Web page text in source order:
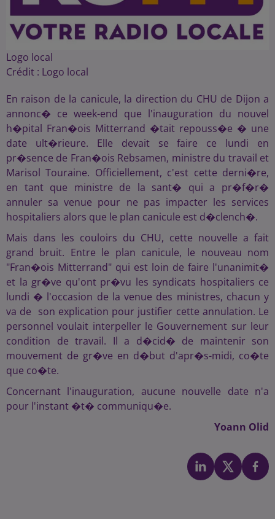
Logo local
Crédit : Logo local
En raison de la canicule, la direction du CHU de Dijon a
annonc� ce week-end que l'inauguration du nouvel
h�pital Fran�ois Mitterrand �tait repouss�e � une
date ult�rieure. Elle devait se faire ce lundi en
pr�sence de Fran�ois Rebsamen, ministre du travail et
Marisol Touraine. Officiellement, c'est cette derni�re,
en tant que ministre de la sant� qui a pr�f�r�
annuler sa venue pour ne pas impacter les services
hospitaliers alors que le plan canicule est d�clench�.
Mais dans les couloirs du CHU, cette nouvelle a fait
grand bruit. Entre le plan canicule, le nouveau nom
"Fran�ois Mitterrand" qui est loin de faire l'unanimit�
et la gr�ve qu'ont pr�vu les syndicats hospitaliers ce
lundi � l'occasion de la venue des ministres, chacun y
va de son explication pour justifier cette annulation. Le
personnel voulait interpeller le Gouvernement sur leur
condition de travail. Il a d�cid� de maintenir son
mouvement de gr�ve en d�but d'apr�s-midi, co�te
que co�te.
Concernant l'inauguration, aucune nouvelle date n'a
pour l'instant �t� communiqu�e.
Yoann Olid